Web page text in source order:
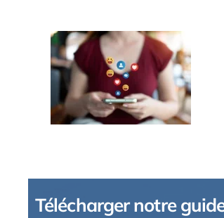
Télécharger notre